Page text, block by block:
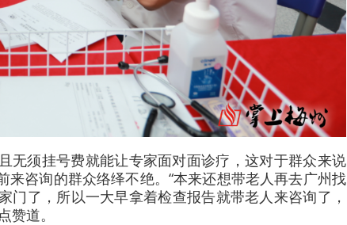
无须挂号费就能让专家面对面诊疗，这对于群众来说
咨询的群众络绎不绝。“本来还想带老人再去广州找
了，所以一大早拿着检查报告就带老人来咨询了，
道。